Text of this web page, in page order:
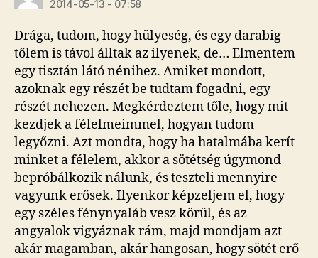
2014-05-13 - 07:58
Drága, tudom, hogy hülyeség, és egy darabig
tőlem is távol álltak az ilyenek, de… Elmentem
egy tisztán látó nénihez. Amiket mondott,
azoknak egy részét be tudtam fogadni, egy
részét nehezen. Megkérdeztem tőle, hogy mit
kezdjek a félelmeimmel, hogyan tudom
legyőzni. Azt mondta, hogy ha hatalmába kerít
minket a félelem, akkor a sötétség úgymond
bepróbálkozik nálunk, és teszteli mennyire
vagyunk erősek. Ilyenkor képzeljem el, hogy
egy széles fénynyaláb vesz körül, és az
angyalok vigyáznak rám, majd mondjam azt
akár magamban, akár hangosan, hogy sötét erő